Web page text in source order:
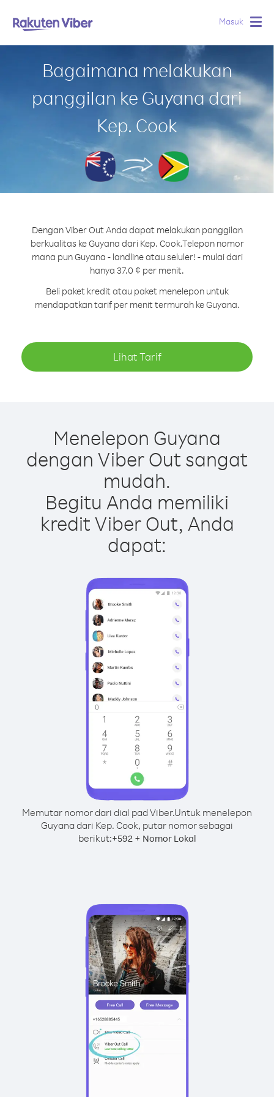
Masuk
Bagaimana melakukan
panggilan ke Guyana dari
Kep. Cook
Dengan Viber Out Anda dapat melakukan panggilan
berkualitas ke Guyana dari Kep. Cook.Telepon nomor
mana pun Guyana - landline atau seluler! - mulai dari
hanya 37.0 ¢ per menit.
Beli paket kredit atau paket menelepon untuk
mendapatkan tarif per menit termurah ke Guyana.
Lihat Tarif
Menelepon Guyana
dengan Viber Out sangat
mudah.
Begitu Anda memiliki
kredit Viber Out, Anda
dapat:
Memutar nomor dari dial pad Viber.Untuk menelepon
Guyana dari Kep. Cook, putar nomor sebagai
berikut:+592+ Nomor Lokal